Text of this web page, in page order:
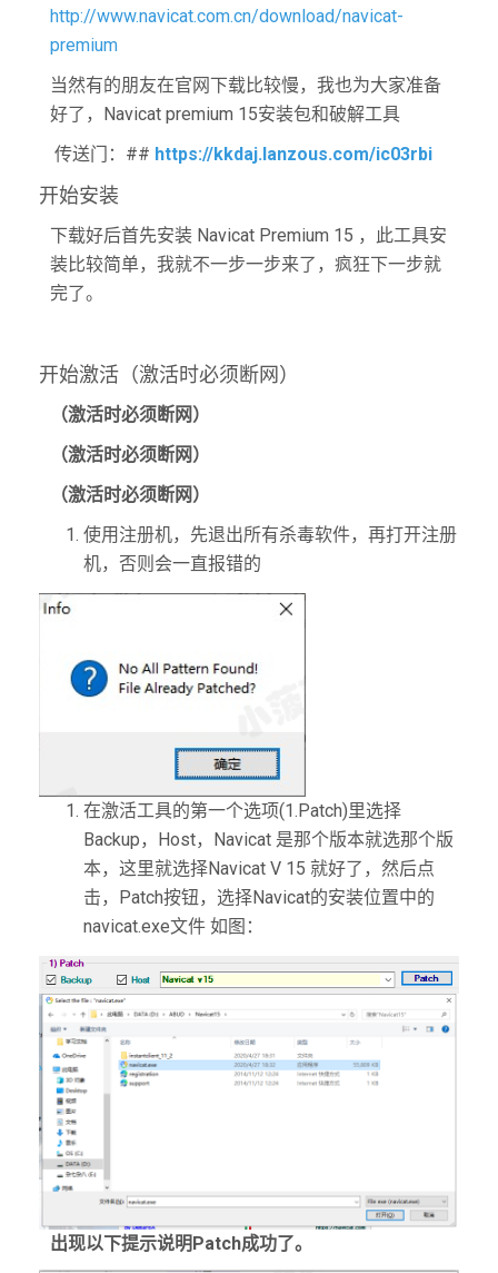
http://www.navicat.com.cn/download/navicat-
premium
当然有的朋友在官网下载比较慢，我也为大家准备
好了，Navicat premium 15安装包和破解工具
​ 传送门：## https://kkdaj.lanzous.com/ic03rbi
开始安装
下载好后首先安装 Navicat Premium 15 ，此工具安
装比较简单，我就不一步一步来了，疯狂下一步就
完了。
开始激活（激活时必须断网）
（激活时必须断网）
（激活时必须断网）
（激活时必须断网）
使用注册机，先退出所有杀毒软件，再打开注册
机，否则会一直报错的
在激活工具的第一个选项(1.Patch)里选择
Backup，Host，Navicat 是那个版本就选那个版
本，这里就选择Navicat V 15 就好了，然后点
击，Patch按钮，选择Navicat的安装位置中的
navicat.exe文件 如图：
出现以下提示说明Patch成功了。